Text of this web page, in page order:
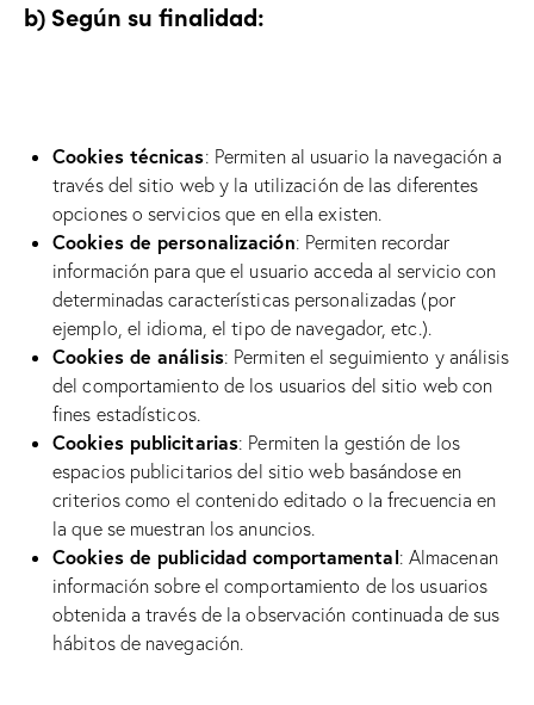
b) Según su finalidad:
Cookies técnicas: Permiten al usuario la navegación a
través del sitio web y la utilización de las diferentes
opciones o servicios que en ella existen.
Cookies de personalización: Permiten recordar
información para que el usuario acceda al servicio con
determinadas características personalizadas (por
ejemplo, el idioma, el tipo de navegador, etc.).
Cookies de análisis: Permiten el seguimiento y análisis
del comportamiento de los usuarios del sitio web con
fines estadísticos.
Cookies publicitarias: Permiten la gestión de los
espacios publicitarios del sitio web basándose en
criterios como el contenido editado o la frecuencia en
la que se muestran los anuncios.
Cookies de publicidad comportamental: Almacenan
información sobre el comportamiento de los usuarios
obtenida a través de la observación continuada de sus
hábitos de navegación.